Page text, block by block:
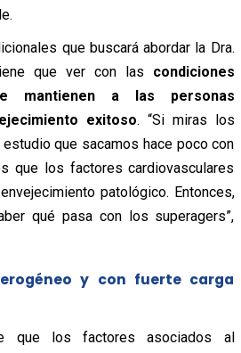
que buscará abordar la Dra.
que ver con las condiciones
mantienen a las personas
exitoso. “Si miras los
que sacamos hace poco con
que los factores cardiovasculares
patológico. Entonces,
qué pasa con los superagers”,
y con fuerte carga
que los factores asociados al